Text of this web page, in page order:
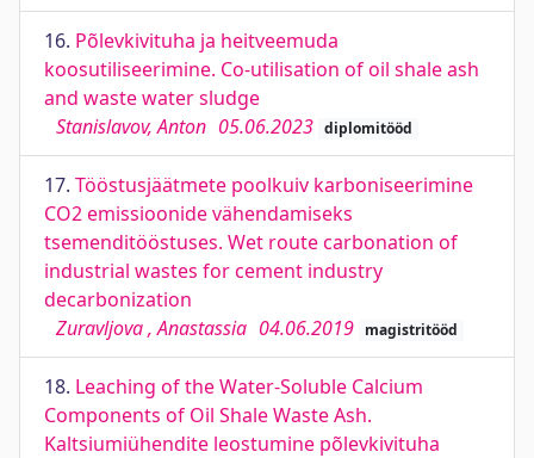
16. Põlevkivituha ja heitveemuda
koosutiliseerimine. Co-utilisation of oil shale ash
and waste water sludge
Stanislavov, Anton 05.06.2023 diplomitööd
17. Tööstusjäätmete poolkuiv karboniseerimine
CO2 emissioonide vähendamiseks
tsemenditööstuses. Wet route carbonation of
industrial wastes for cement industry
decarbonization
Zuravljova , Anastassia 04.06.2019 magistritööd
18. Leaching of the Water-Soluble Calcium
Components of Oil Shale Waste Ash.
Kaltsiumiühendite leostumine põlevkivituha